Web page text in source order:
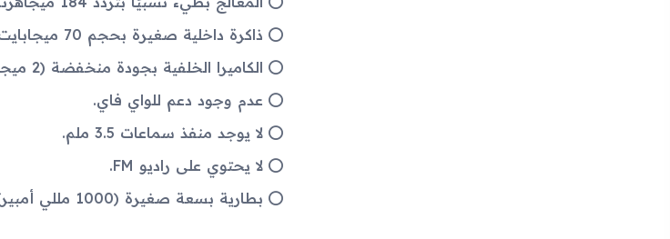
ذاكرة داخلية صغيرة بحجم 70 ميجابايت فقط.
الكاميرا الخلفية بجودة منخفضة (2 ميجابكسل) وعدم وجود كاميرا أمامية.
عدم وجود دعم للواي فاي.
لا يوجد منفذ سماعات 3.5 ملم.
لا يحتوي على راديو FM.
بطارية بسعة صغيرة (1000 مللي أمبير).